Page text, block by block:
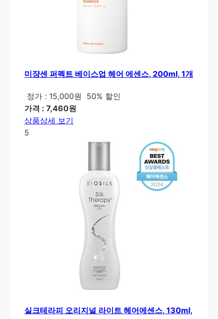
미쟝센 퍼펙트 베이스업 헤어 에센스, 200ml, 1개
정가 : 15,000원
50% 할인
가격 : 7,460원
상품상세 보기
5
실크테라피 오리지널 라이트 헤어에센스, 130ml,